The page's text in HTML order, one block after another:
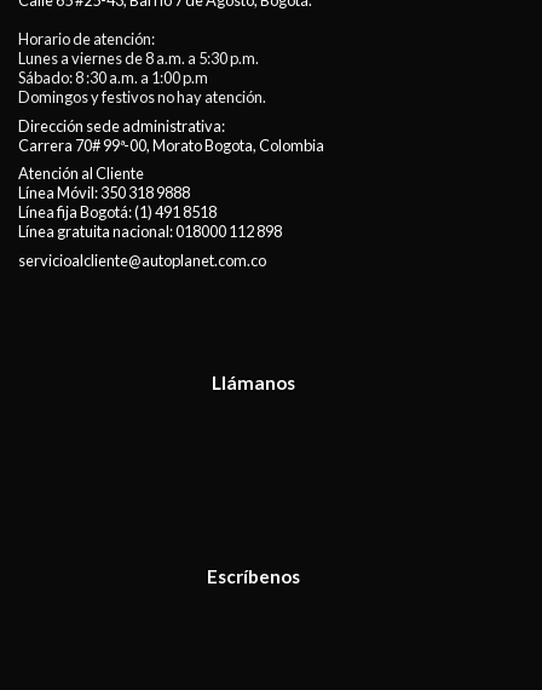
Horario de atención:
Lunes a viernes de 8 a.m. a 5:30 p.m.
Sábado: 8 :30 a.m. a 1:00 p.m
Domingos y festivos no hay atención.
Dirección sede administrativa:
Carrera 70# 99ª-00, Morato Bogota, Colombia
Atención al Cliente
Línea Móvil:350 318 9888
Línea fija Bogotá:(1) 491 8518
Línea gratuita nacional:018000 112 898
servicioalcliente@autoplanet.com.co
Llámanos
Escríbenos